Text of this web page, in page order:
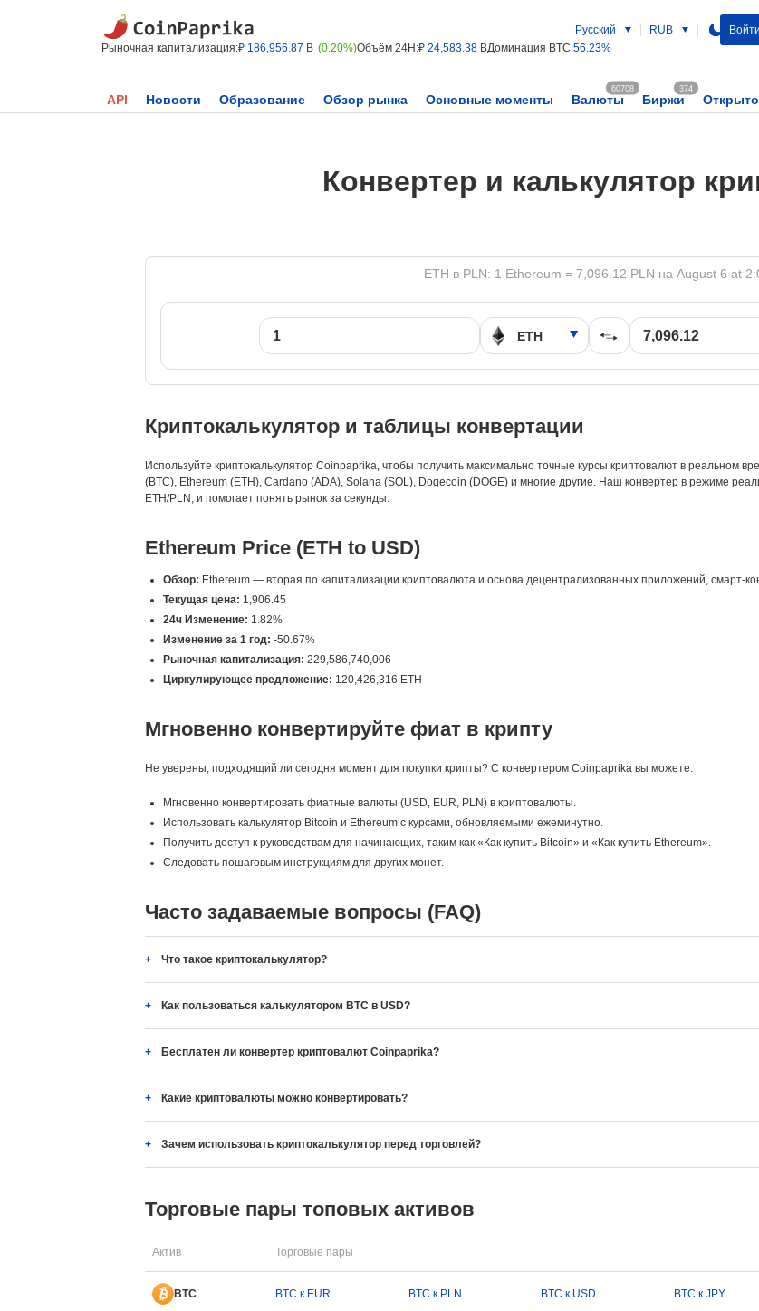
Рыночная капитализация:₽ 186,956.87 B (0.20%)Объём 24H:₽ 24,583.38 BДоминация BTC:56.23%
Русский RUB
API Новости Образование Обзор рынка Основные моменты Валюты
60708
Биржи
374
Конвертер и калькулятор
ETH в PLN: 1 Ethereum = 7,096.12 PLN на August 6 at
Криптокалькулятор и таблицы конвертации
Используйте криптокалькулятор Coinpaprika, чтобы получить максимально точные курсы криптовалют в реальном
(BTC), Ethereum (ETH), Cardano (ADA), Solana (SOL), Dogecoin (DOGE) и многие другие. Наш конвертер в режиме
ETH/PLN, и помогает понять рынок за секунды.
Ethereum Price (ETH to USD)
Обзор: Ethereum — вторая по капитализации криптовалюта и основа децентрализованных приложений, смарт-
Текущая цена: 1,906.45
24ч Изменение: 1.82%
Изменение за 1 год: -50.67%
Рыночная капитализация: 229,586,740,006
Циркулирующее предложение: 120,426,316 ETH
Мгновенно конвертируйте фиат в крипту
Не уверены, подходящий ли сегодня момент для покупки крипты? С конвертером Coinpaprika вы можете:
Мгновенно конвертировать фиатные валюты (USD, EUR, PLN) в криптовалюты.
Использовать калькулятор Bitcoin и Ethereum с курсами, обновляемыми ежеминутно.
Получить доступ к руководствам для начинающих, таким как «Как купить Bitcoin» и «Как купить Ethereum».
Следовать пошаговым инструкциям для других монет.
Часто задаваемые вопросы (FAQ)
Что такое криптокалькулятор?
Как пользоваться калькулятором BTC в USD?
Бесплатен ли конвертер криптовалют Coinpaprika?
Какие криптовалюты можно конвертировать?
Зачем использовать криптокалькулятор перед торговлей?
Торговые пары топовых активов
Актив Торговые пары
BTC BTC к EUR BTC к PLN BTC к USD BTC к JPY